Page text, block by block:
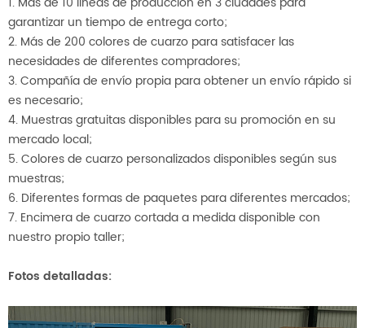
garantizar un tiempo de entrega corto;
2. Más de 200 colores de cuarzo para satisfacer las
necesidades de diferentes compradores;
3. Compañía de envío propia para obtener un envío rápido si
es necesario;
4. Muestras gratuitas disponibles para su promoción en su
mercado local;
5. Colores de cuarzo personalizados disponibles según sus
muestras;
6. Diferentes formas de paquetes para diferentes mercados;
7. Encimera de cuarzo cortada a medida disponible con
nuestro propio taller;
Fotos detalladas: